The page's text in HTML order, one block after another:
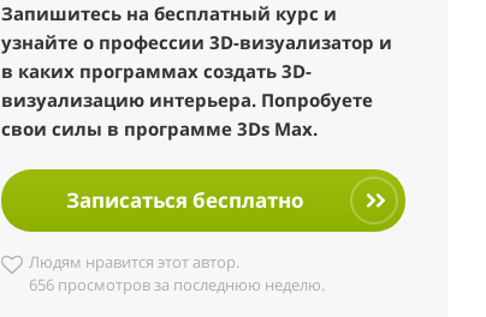
Запишитесь на бесплатный курс и
узнайте о профессии 3D-визуализатор и
в каких программах создать 3D-
визуализацию интерьера. Попробуете
свои силы в программе 3Ds Max.
Записаться бесплатно
Людям нравится этот автор.
656 просмотров за последнюю неделю.